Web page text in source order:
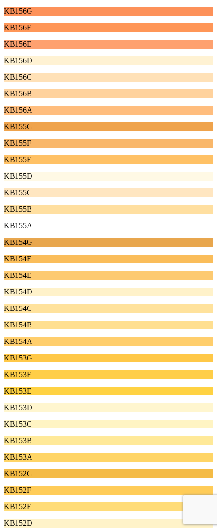
KB156G
KB156F
KB156E
KB156D
KB156C
KB156B
KB156A
KB155G
KB155F
KB155E
KB155D
KB155C
KB155B
KB155A
KB154G
KB154F
KB154E
KB154D
KB154C
KB154B
KB154A
KB153G
KB153F
KB153E
KB153D
KB153C
KB153B
KB153A
KB152G
KB152F
KB152E
KB152D